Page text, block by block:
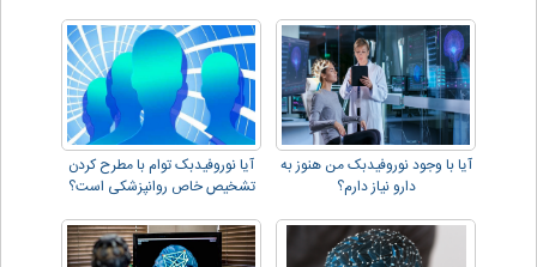
آیا با وجود نوروفیدبک من هنوز به
دارو نیاز دارم؟
آیا نوروفیدبک توام با مطرح کردن
تشخیص خاص روانپزشکی است؟